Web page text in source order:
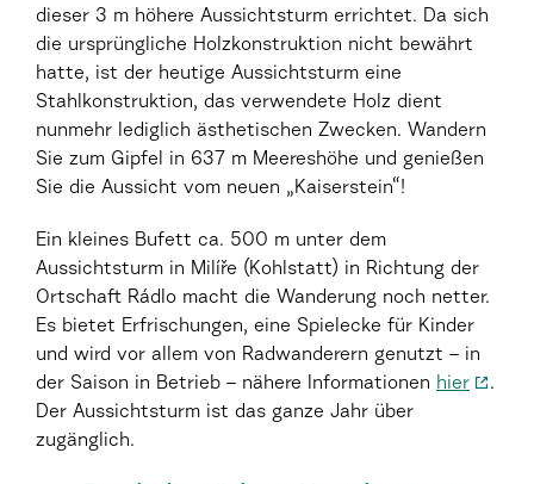
dieser 3 m höhere Aussichtsturm errichtet. Da sich
die ursprüngliche Holzkonstruktion nicht bewährt
hatte, ist der heutige Aussichtsturm eine
Stahlkonstruktion, das verwendete Holz dient
nunmehr lediglich ästhetischen Zwecken. Wandern
Sie zum Gipfel in 637 m Meereshöhe und genießen
Sie die Aussicht vom neuen „Kaiserstein“!
Ein kleines Bufett ca. 500 m unter dem
Aussichtsturm in Milíře (Kohlstatt) in Richtung der
Ortschaft Rádlo macht die Wanderung noch netter.
Es bietet Erfrischungen, eine Spielecke für Kinder
und wird vor allem von Radwanderern genutzt – in
der Saison in Betrieb – nähere Informationen hier
.
Der Aussichtsturm ist das ganze Jahr über
zugänglich.